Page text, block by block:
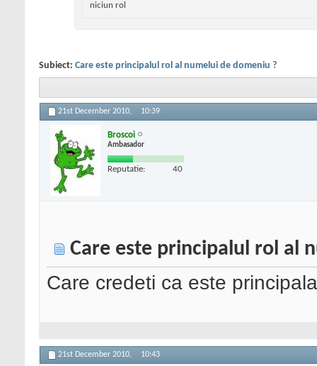
niciun rol
Subiect: Care este principalul rol al numelui de domeniu ?
21st December 2010, 10:39
Broscoi
Ambasador
Reputatie: 40
Care este principalul rol al
Care credeti ca este
21st December 2010, 10:43